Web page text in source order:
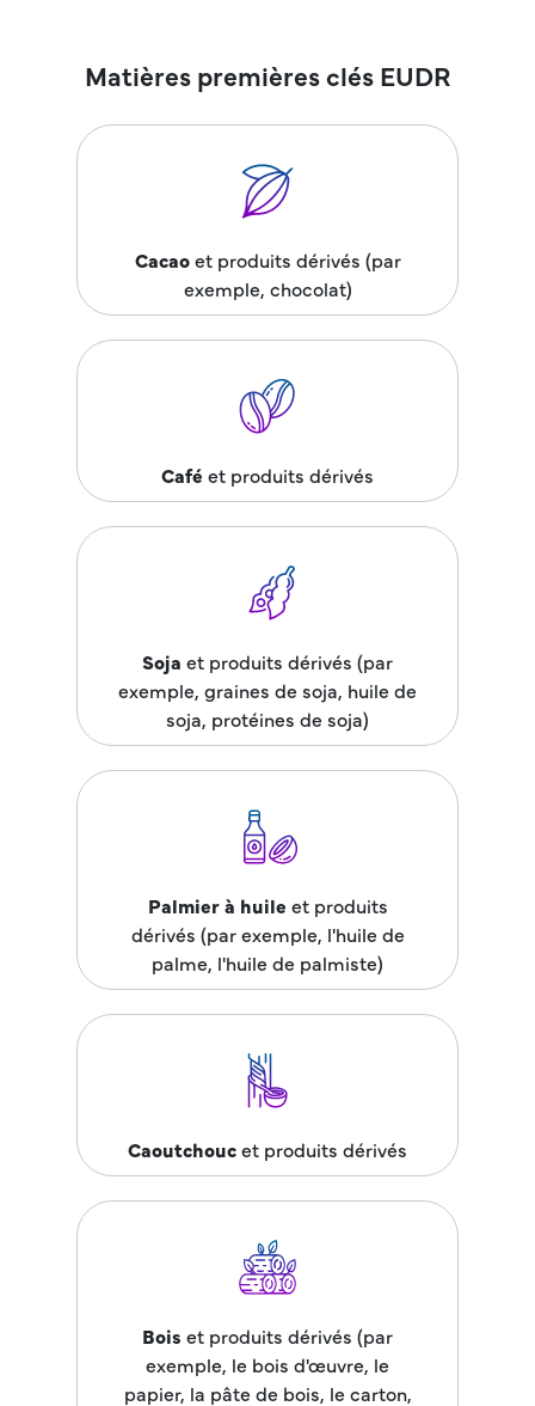
Matières premières clés EUDR
Cacaoet produits dérivés (par
exemple, chocolat)
Café et produits dérivés
Soja et produits dérivés (par
exemple, graines de soja, huile de
soja, protéines de soja)
Palmier à huile et produits
dérivés (par exemple, l'huile de
palme, l'huile de palmiste)
Caoutchoucet produits dérivés
Bois et produits dérivés (par
exemple, le bois d'œuvre, le
papier, la pâte de bois, le carton,